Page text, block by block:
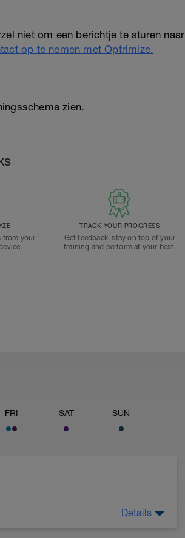
niet om een berichtje te sturen naar
op te nemen met Optrimize.
zien.
from your
TRACK YOUR PROGRESS
Get feedback, stay on top of your
training and perform at your best.
FRI SAT SUN
Details